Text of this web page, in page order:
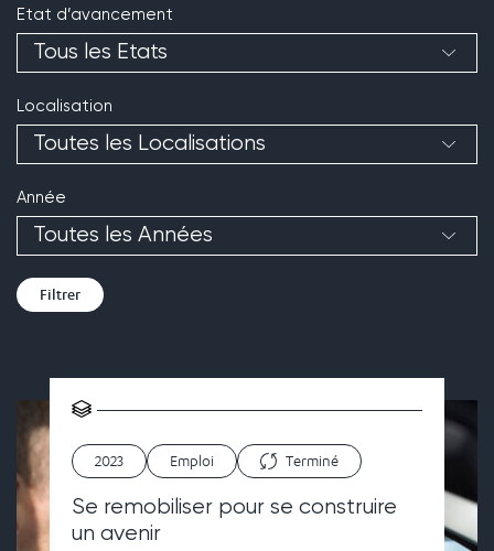
Etat d’avancement
Localisation
Année
Résultats
2023 Emploi Terminé
Se remobiliser pour se construire
un avenir